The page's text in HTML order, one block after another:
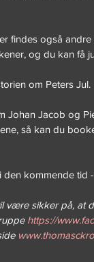
findes også
og du kan få
om Peters Jul.
Johan Jacob og
så kan du
den kommende tid
være sikker på, at
https://